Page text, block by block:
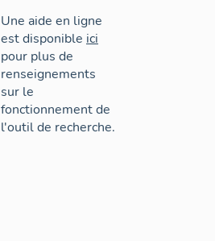
Une aide en ligne
est disponible ici
pour plus de
renseignements
sur le
fonctionnement de
l'outil de recherche.